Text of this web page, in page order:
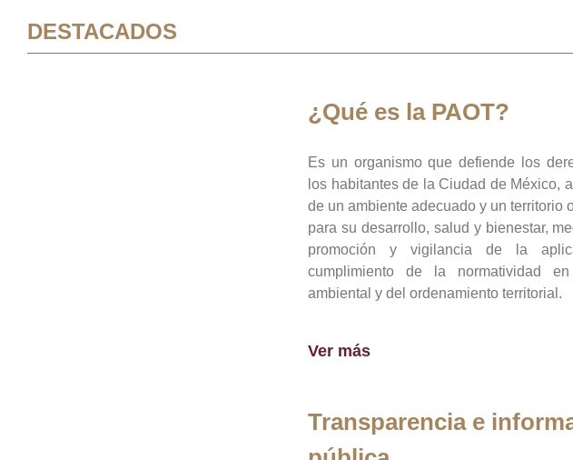
DESTACADOS
¿Qué es la PAOT?
Es un organismo que defiende los
los habitantes de la Ciudad de México,
de un ambiente adecuado y un territorio
para su desarrollo, salud y bienestar,
promoción y vigilancia de la
cumplimiento de la normatividad en
ambiental y del ordenamiento territorial.
Ver más
Transparencia e